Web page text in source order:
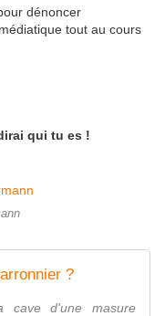
dénoncer
tout au cours
qui tu es !
?
cave d'une masure